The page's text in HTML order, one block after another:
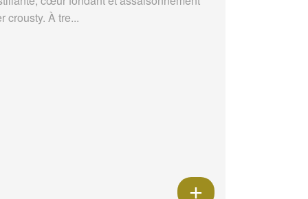
crousty. À tre...